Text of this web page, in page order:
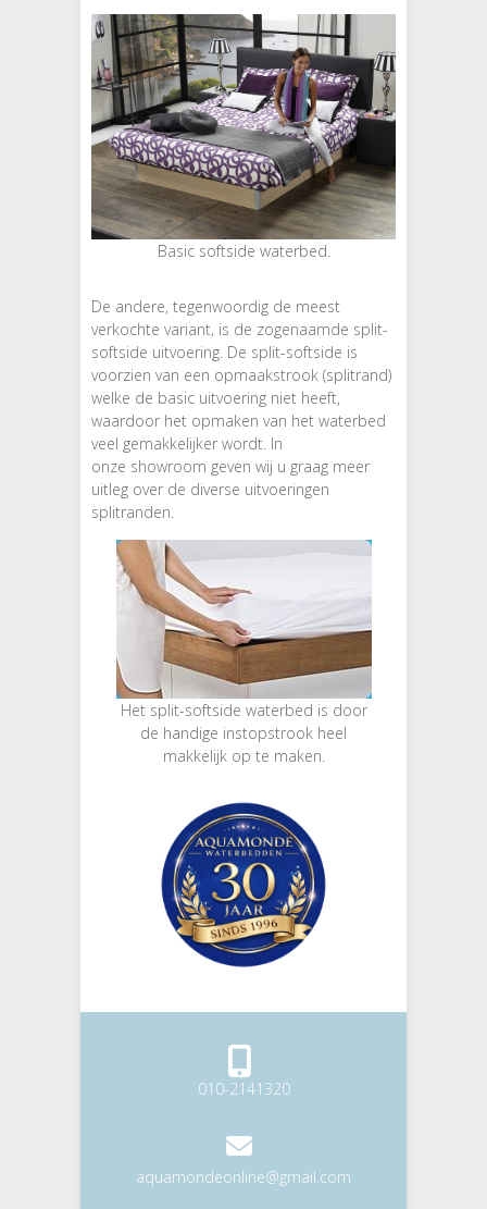
Basic softside waterbed.
De andere, tegenwoordig de meest
verkochte variant, is de zogenaamde split-
softside uitvoering. De split-softside is
voorzien van een opmaakstrook (splitrand)
welke de basic uitvoering niet heeft,
waardoor het opmaken van het waterbed
veel gemakkelijker wordt. In
onze showroom geven wij u graag meer
uitleg over de diverse uitvoeringen
splitranden.
Het split-softside waterbed is door
de handige instopstrook heel
makkelijk op te maken.
010-2141320
aquamondeonline@gmail.com